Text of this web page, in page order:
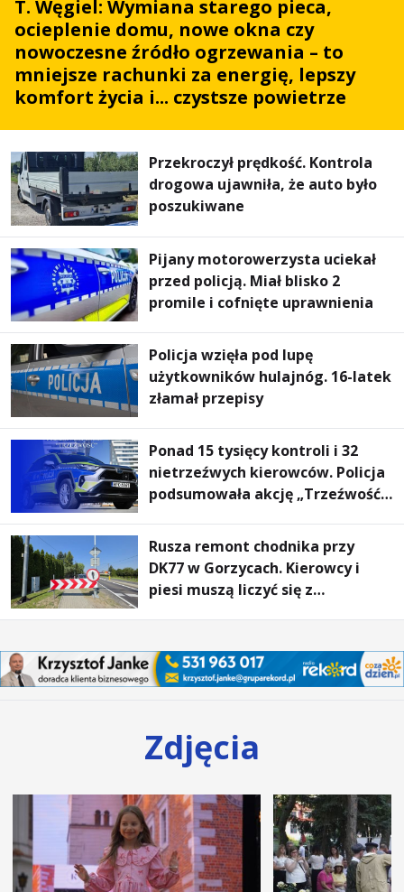
T. Węgiel: Wymiana starego pieca,
ocieplenie domu, nowe okna czy
nowoczesne źródło ogrzewania – to
mniejsze rachunki za energię, lepszy
komfort życia i... czystsze powietrze
Przekroczył prędkość. Kontrola
drogowa ujawniła, że auto było
poszukiwane
Pijany motorowerzysta uciekał
przed policją. Miał blisko 2
promile i cofnięte uprawnienia
Policja wzięła pod lupę
użytkowników hulajnóg. 16-latek
złamał przepisy
Ponad 15 tysięcy kontroli i 32
nietrzeźwych kierowców. Policja
podsumowała akcję „Trzeźwość”
Rusza remont chodnika przy
DK77 w Gorzycach. Kierowcy i
piesi muszą liczyć się z
Zdjęcia